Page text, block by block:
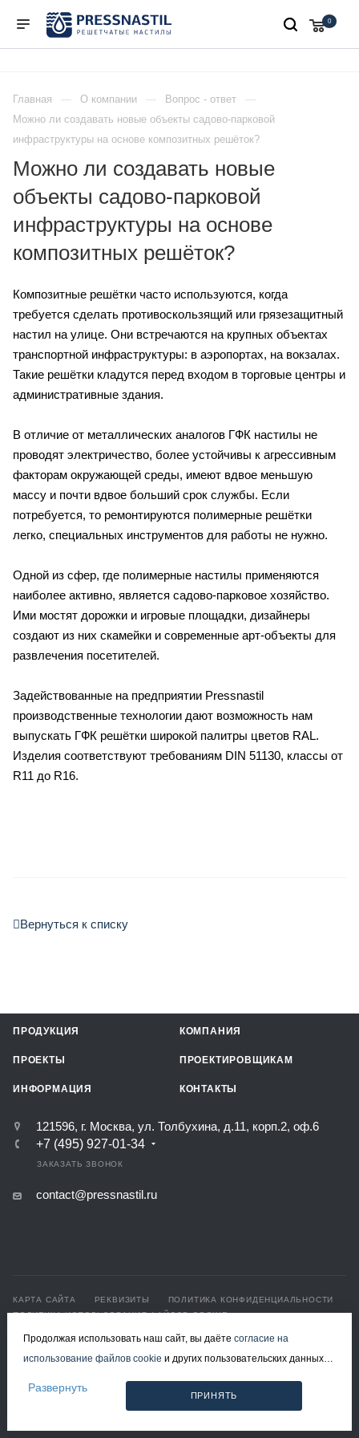
0
Главная О компании
Вопрос - ответ
Можно ли создавать новые объекты садово-парковой
инфраструктуры на основе композитных решёток?
Можно ли создавать новые
объекты садово-парковой
инфраструктуры на основе
композитных решёток?
Композитные решётки часто используются, когда
требуется сделать противоскользящий или грязезащитный
настил на улице. Они встречаются на крупных объектах
транспортной инфраструктуры: в аэропортах, на вокзалах.
Такие решётки кладутся перед входом в торговые центры и
административные здания.
В отличие от металлических аналогов ГФК настилы не
проводят электричество, более устойчивы к агрессивным
факторам окружающей среды, имеют вдвое меньшую
массу и почти вдвое больший срок службы. Если
потребуется, то ремонтируются полимерные решётки
легко, специальных инструментов для работы не нужно.
Одной из сфер, где полимерные настилы применяются
наиболее активно, является садово-парковое хозяйство.
Ими мостят дорожки и игровые площадки, дизайнеры
создают из них скамейки и современные арт-объекты для
развлечения посетителей.
Задействованные на предприятии Pressnastil
производственные технологии дают возможность нам
выпускать ГФК решётки широкой палитры цветов RAL.
Изделия соответствуют требованиям DIN 51130, классы от
R11 до R16.
Вернуться к списку
ПРОДУКЦИЯ КОМПАНИЯ
ПРОЕКТЫ ПРОЕКТИРОВЩИКАМ
ИНФОРМАЦИЯ КОНТАКТЫ
121596, г. Москва, ул. Толбухина, д.11, корп.2, оф.6
+7 (495) 927-01-34
ЗАКАЗАТЬ ЗВОНОК
contact@pressnastil.ru
КАРТА САЙТА РЕКВИЗИТЫ
ПОЛИТИКА КОНФИДЕНЦИАЛЬНОСТИ
ПОЛИТИКА ИСПОЛЬЗОВАНИЯ ФАЙЛОВ COOKIE
Решетчатый настил в Москве
Разработка и продвижение - ЭВРИКА
Продолжая использовать наш сайт, вы даёте согласие на
использование файлов cookie
Развернуть
ПРИНЯТЬ